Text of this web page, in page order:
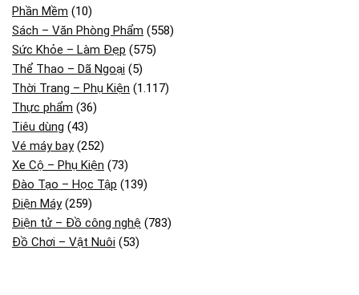
Phần Mềm (10)
Sách – Văn Phòng Phẩm (558)
Sức Khỏe – Làm Đẹp (575)
Thể Thao – Dã Ngoại (5)
Thời Trang – Phụ Kiện (1.117)
Thực phẩm (36)
Tiêu dùng (43)
Vé máy bay(252)
Xe Cộ – Phụ Kiện (73)
Đào Tạo – Học Tập (139)
Điện Máy(259)
Điện tử – Đồ công nghệ (783)
Đồ Chơi – Vật Nuôi (53)